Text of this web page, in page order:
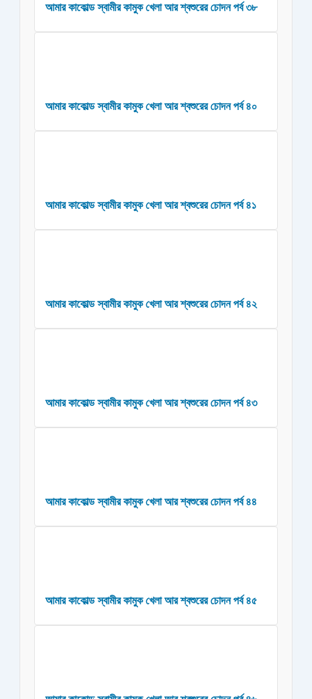
আমার কাকোল্ড স্বামীর কামুক খেলা আর শ্বশুরের চোদন পর্ব ৩৮
আমার কাকোল্ড স্বামীর কামুক খেলা আর শ্বশুরের চোদন পর্ব ৪০
আমার কাকোল্ড স্বামীর কামুক খেলা আর শ্বশুরের চোদন পর্ব ৪১
আমার কাকোল্ড স্বামীর কামুক খেলা আর শ্বশুরের চোদন পর্ব ৪২
আমার কাকোল্ড স্বামীর কামুক খেলা আর শ্বশুরের চোদন পর্ব ৪৩
আমার কাকোল্ড স্বামীর কামুক খেলা আর শ্বশুরের চোদন পর্ব ৪৪
আমার কাকোল্ড স্বামীর কামুক খেলা আর শ্বশুরের চোদন পর্ব ৪৫